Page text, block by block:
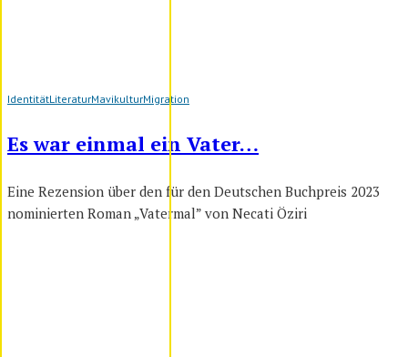
IdentitätLiteraturMavikulturMigration
Es war einmal ein Vater…
Eine Rezension über den für den Deutschen Buchpreis 2023
nominierten Roman „Vatermal” von Necati Öziri